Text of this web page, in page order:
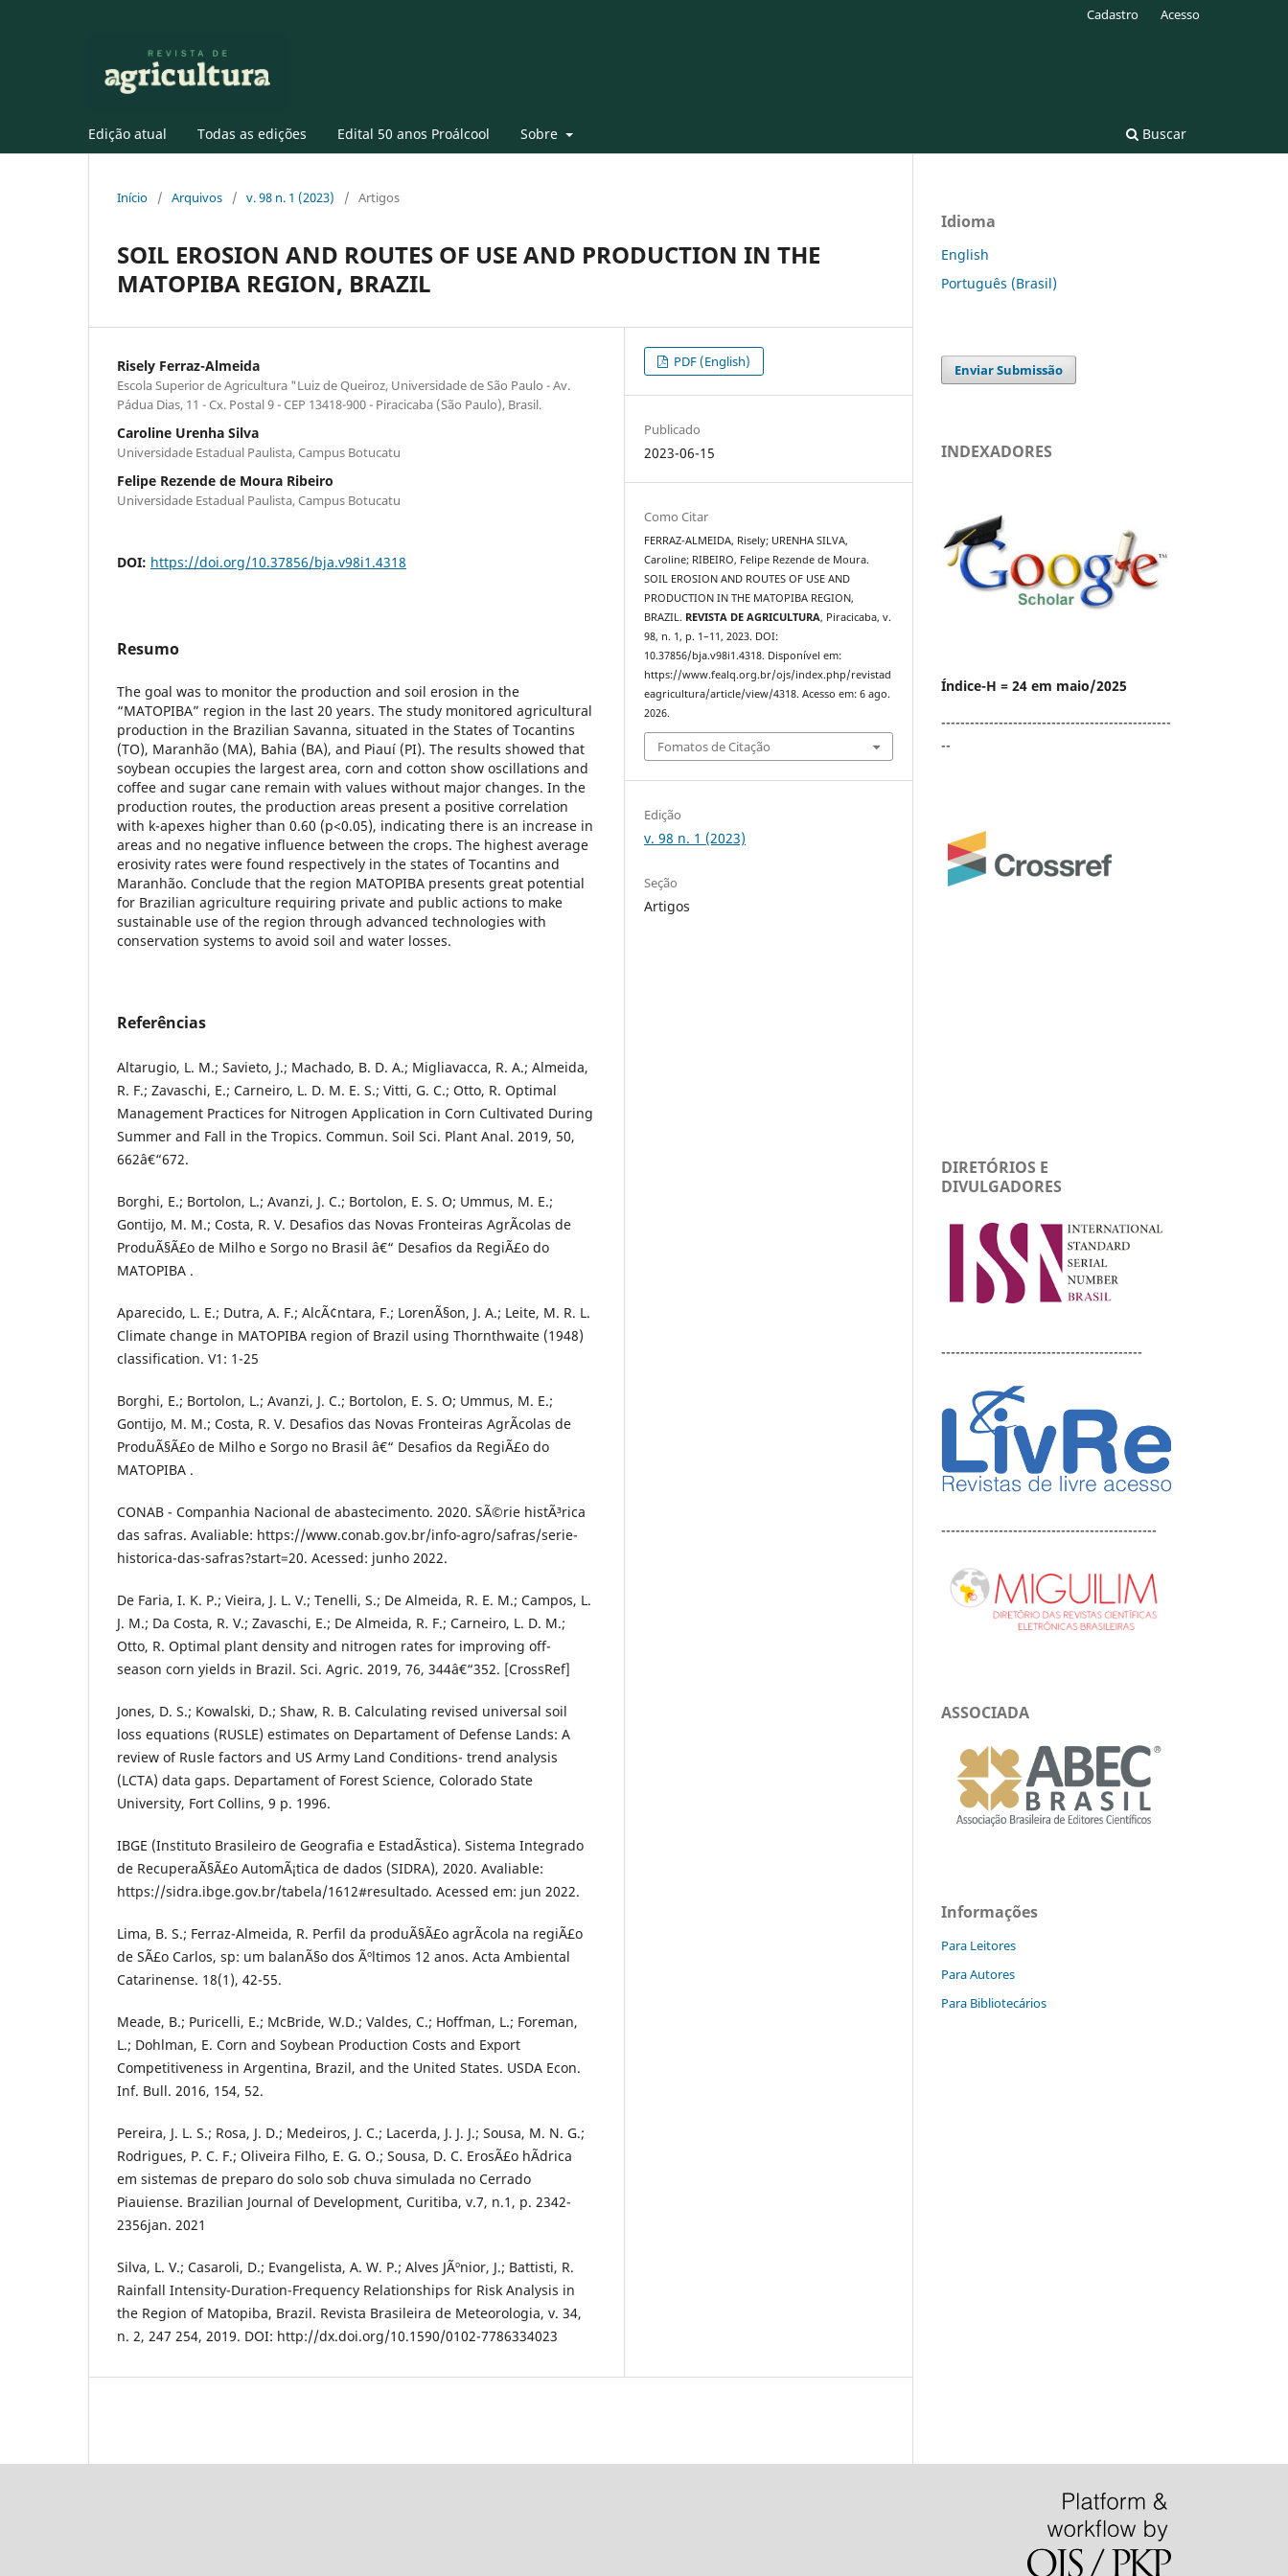
Edição atual Todas as edições Edital 50 anos Proálcool Sobre Buscar
Cadastro Acesso
Início / Arquivos / v. 98 n. 1 (2023) / Artigos
SOIL EROSION AND ROUTES OF USE AND PRODUCTION IN THE
MATOPIBA REGION, BRAZIL
Risely Ferraz-Almeida
Escola Superior de Agricultura "Luiz de Queiroz, Universidade de São Paulo - Av.
Pádua Dias, 11 - Cx. Postal 9 - CEP 13418-900 - Piracicaba (São Paulo), Brasil.
Caroline Urenha Silva
Universidade Estadual Paulista, Campus Botucatu
Felipe Rezende de Moura Ribeiro
Universidade Estadual Paulista, Campus Botucatu
DOI: https://doi.org/10.37856/bja.v98i1.4318
Resumo
The goal was to monitor the production and soil erosion in the
“MATOPIBA” region in the last 20 years. The study monitored agricultural
production in the Brazilian Savanna, situated in the States of Tocantins
(TO), Maranhão (MA), Bahia (BA), and Piauí (PI). The results showed that
soybean occupies the largest area, corn and cotton show oscillations and
coffee and sugar cane remain with values without major changes. In the
production routes, the production areas present a positive correlation
with k-apexes higher than 0.60 (p<0.05), indicating there is an increase in
areas and no negative influence between the crops. The highest average
erosivity rates were found respectively in the states of Tocantins and
Maranhão. Conclude that the region MATOPIBA presents great potential
for Brazilian agriculture requiring private and public actions to make
sustainable use of the region through advanced technologies with
conservation systems to avoid soil and water losses.
Referências
Altarugio, L. M.; Savieto, J.; Machado, B. D. A.; Migliavacca, R. A.; Almeida,
R. F.; Zavaschi, E.; Carneiro, L. D. M. E. S.; Vitti, G. C.; Otto, R. Optimal
Management Practices for Nitrogen Application in Corn Cultivated During
Summer and Fall in the Tropics. Commun. Soil Sci. Plant Anal. 2019, 50,
662â€“672.
Borghi, E.; Bortolon, L.; Avanzi, J. C.; Bortolon, E. S. O; Ummus, M. E.;
Gontijo, M. M.; Costa, R. V. Desafios das Novas Fronteiras AgrÃ­colas de
ProduÃ§Ã£o de Milho e Sorgo no Brasil â€“ Desafios da RegiÃ£o do
MATOPIBA .
Aparecido, L. E.; Dutra, A. F.; AlcÃ¢ntara, F.; LorenÃ§on, J. A.; Leite, M. R. L.
Climate change in MATOPIBA region of Brazil using Thornthwaite (1948)
classification. V1: 1-25
Borghi, E.; Bortolon, L.; Avanzi, J. C.; Bortolon, E. S. O; Ummus, M. E.;
Gontijo, M. M.; Costa, R. V. Desafios das Novas Fronteiras AgrÃ­colas de
ProduÃ§Ã£o de Milho e Sorgo no Brasil â€“ Desafios da RegiÃ£o do
MATOPIBA .
CONAB - Companhia Nacional de abastecimento. 2020. SÃ©rie histÃ³rica
das safras. Avaliable: https://www.conab.gov.br/info-agro/safras/serie-
historica-das-safras?start=20. Acessed: junho 2022.
De Faria, I. K. P.; Vieira, J. L. V.; Tenelli, S.; De Almeida, R. E. M.; Campos, L.
J. M.; Da Costa, R. V.; Zavaschi, E.; De Almeida, R. F.; Carneiro, L. D. M.;
Otto, R. Optimal plant density and nitrogen rates for improving off-
season corn yields in Brazil. Sci. Agric. 2019, 76, 344â€“352. [CrossRef]
Jones, D. S.; Kowalski, D.; Shaw, R. B. Calculating revised universal soil
loss equations (RUSLE) estimates on Departament of Defense Lands: A
review of Rusle factors and US Army Land Conditions- trend analysis
(LCTA) data gaps. Departament of Forest Science, Colorado State
University, Fort Collins, 9 p. 1996.
IBGE (Instituto Brasileiro de Geografia e EstadÃ­stica). Sistema Integrado
de RecuperaÃ§Ã£o AutomÃ¡tica de dados (SIDRA), 2020. Avaliable:
https://sidra.ibge.gov.br/tabela/1612#resultado. Acessed em: jun 2022.
Lima, B. S.; Ferraz-Almeida, R. Perfil da produÃ§Ã£o agrÃ­cola na regiÃ£o
de SÃ£o Carlos, sp: um balanÃ§o dos Ãºltimos 12 anos. Acta Ambiental
Catarinense. 18(1), 42-55.
Meade, B.; Puricelli, E.; McBride, W.D.; Valdes, C.; Hoffman, L.; Foreman,
L.; Dohlman, E. Corn and Soybean Production Costs and Export
Competitiveness in Argentina, Brazil, and the United States. USDA Econ.
Inf. Bull. 2016, 154, 52.
Pereira, J. L. S.; Rosa, J. D.; Medeiros, J. C.; Lacerda, J. J. J.; Sousa, M. N. G.;
Rodrigues, P. C. F.; Oliveira Filho, E. G. O.; Sousa, D. C. ErosÃ£o hÃ­drica
em sistemas de preparo do solo sob chuva simulada no Cerrado
Piauiense. Brazilian Journal of Development, Curitiba, v.7, n.1, p. 2342-
2356jan. 2021
Silva, L. V.; Casaroli, D.; Evangelista, A. W. P.; Alves JÃºnior, J.; Battisti, R.
Rainfall Intensity-Duration-Frequency Relationships for Risk Analysis in
the Region of Matopiba, Brazil. Revista Brasileira de Meteorologia, v. 34,
n. 2, 247 254, 2019. DOI: http://dx.doi.org/10.1590/0102-7786334023
PDF (English)
Publicado
2023-06-15
Como Citar
FERRAZ-ALMEIDA, Risely; URENHA SILVA,
Caroline; RIBEIRO, Felipe Rezende de Moura.
SOIL EROSION AND ROUTES OF USE AND
PRODUCTION IN THE MATOPIBA REGION,
BRAZIL. REVISTA DE AGRICULTURA, Piracicaba, v.
98, n. 1, p. 1–11, 2023. DOI:
10.37856/bja.v98i1.4318. Disponível em:
https://www.fealq.org.br/ojs/index.php/revistad
eagricultura/article/view/4318. Acesso em: 6 ago.
2026.
Fomatos de Citação
Edição
v. 98 n. 1 (2023)
Seção
Artigos
Idioma
English
Português (Brasil)
Enviar Submissão
INDEXADORES
Índice-H = 24 em maio/2025
------------------------------------------------
--
DIRETÓRIOS E
DIVULGADORES
------------------------------------------
---------------------------------------------
ASSOCIADA
Informações
Para Leitores
Para Autores
Para Bibliotecários